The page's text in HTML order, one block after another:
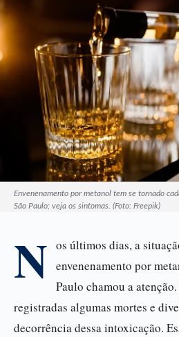
Envenenamento por metanol tem se tornado
São Paulo; veja os sintomas. (Foto: Freepik)
N os últimos dias, a
envenenamento por
Paulo chamou a
registradas algumas mortes e
decorrência dessa intoxicação.